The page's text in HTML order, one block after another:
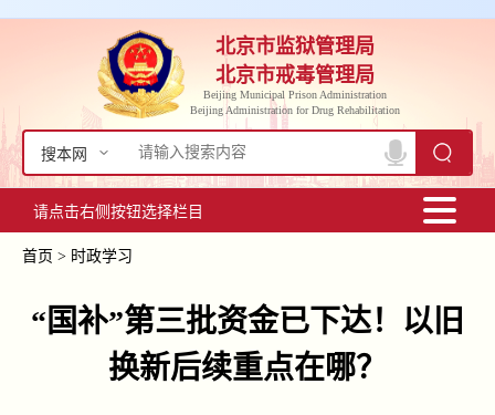
北京市监狱管理局
北京市戒毒管理局
Beijing Municipal Prison Administration
Beijing Administration for Drug Rehabilitation
搜本网
请点击右侧按钮选择栏目
首页 > 时政学习
“国补”第三批资金已下达！以旧
换新后续重点在哪？